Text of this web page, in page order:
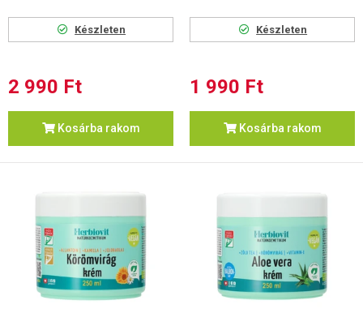
Készleten
2 990 Ft
Kosárba rakom
Készleten
1 990 Ft
Kosárba rakom